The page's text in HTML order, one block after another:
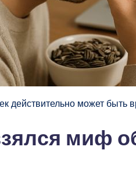
действительно может быть
миф